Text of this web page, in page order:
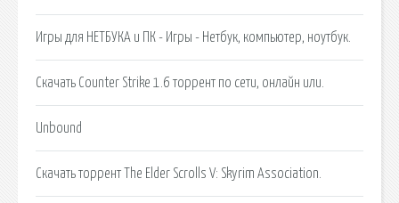
Игры для НЕТБУКА и ПК - Игры - Нетбук, компьютер, ноутбук.
Скачать Counter Strike 1.6 торрент по сети, онлайн или.
Unbound
Скачать торрент The Elder Scrolls V: Skyrim Association.